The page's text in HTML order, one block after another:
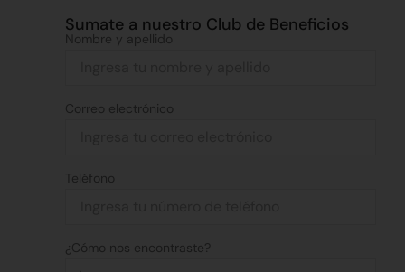
Sumate a nuestro Club de Beneficios
Nombre y apellido
Correo electrónico
Teléfono
¿Cómo nos encontraste?